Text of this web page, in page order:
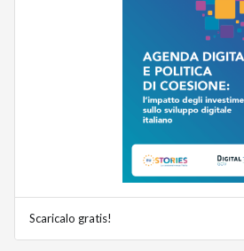
Scaricalo gratis!